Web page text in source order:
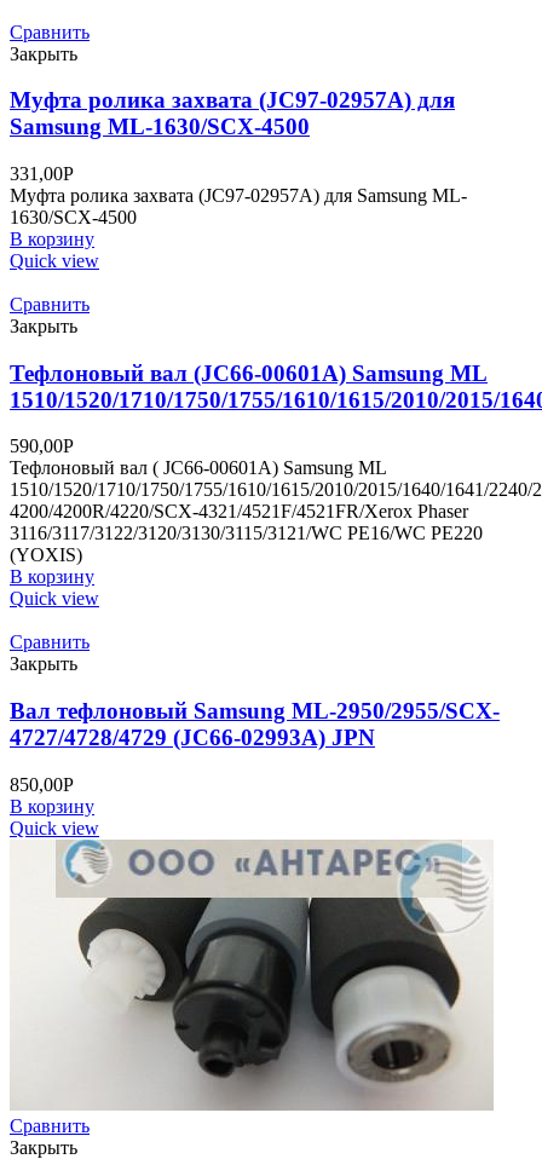
Сравнить
Закрыть
Муфта ролика захвата (JC97-02957A) для
Samsung ML-1630/SCX-4500
331,00Р
Муфта ролика захвата (JC97-02957A) для Samsung ML-
1630/SCX-4500
В корзину
Quick view
Сравнить
Закрыть
Тефлоновый вал (JC66-00601A) Samsung ML
1510/1520/1710/1750/1755/1610/1615/2010/2015/
590,00Р
Тефлоновый вал ( JC66-00601A) Samsung ML
1510/1520/1710/1750/1755/1610/1615/2010/2015/1640/1641/
4200/4200R/4220/SCX-4321/4521F/4521FR/Xerox Phaser
3116/3117/3122/3120/3130/3115/3121/WC PE16/WC PE220
(YOXIS)
В корзину
Quick view
Сравнить
Закрыть
Вал тефлоновый Samsung ML-2950/2955/SCX-
4727/4728/4729 (JC66-02993A) JPN
850,00Р
В корзину
Quick view
Сравнить
Закрыть